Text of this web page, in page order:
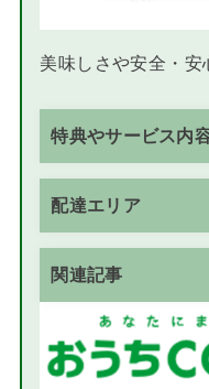
美味しさや安全・安
特典やサービス内
配達エリア
関連記事